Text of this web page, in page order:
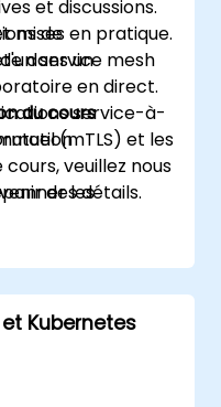
de
service mesh
service-à-
(mTLS) et les
les
pour des
et la sécurité.
et discussions.
mises en pratique.
dans un
en direct.
du cours
veuillez nous
des détails.
Kubernetes